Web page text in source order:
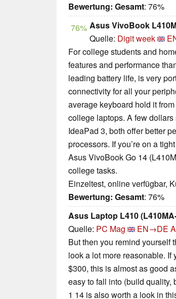
Bewertung: Gesamt: 76%
76% Asus VivoBook
Quelle: Digit week
For college students and
features and performance
leading battery life, is very
connectivity for all your
average keyboard hold it
college laptops. A few
IdeaPad 3, both offer better
processors. If you’re on a
Asus VivoBook Go 14
college tasks.
Einzeltest, online verfügbar,
Bewertung: Gesamt: 76%
Asus Laptop L410
Quelle: PC Mag EN→DE
But then you remind yourself
look a lot more reasonable.
$300, this is almost as good
easy to fall into (build quality,
1 14 is also worth a look in